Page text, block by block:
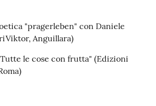
"pragerleben" con Daniele
Anguillara)
le cose con frutta" (Edizioni